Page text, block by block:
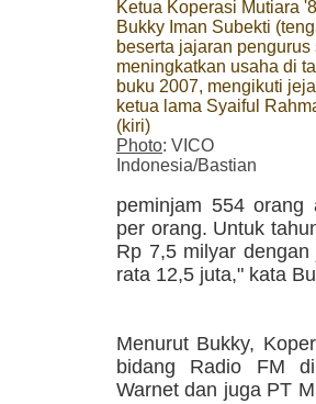
Ketua Koperasi Mutiara
Bukky Iman Subekti
beserta jajaran pengurus
meningkatkan usaha di
buku 2007, mengikuti
ketua lama Syaiful
(kiri)
Photo: VICO
Indonesia/Bastian
peminjam 554
per orang. Untuk
Rp 7,5 milyar
rata 12,5 juta," kata
Menurut Bukky,
bidang Radio FM
Warnet dan juga PT